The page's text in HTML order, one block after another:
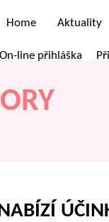
Home Aktuality
On-line přihláška